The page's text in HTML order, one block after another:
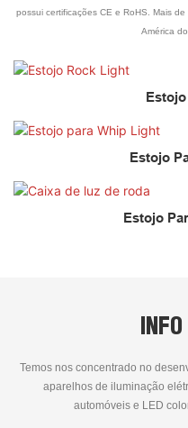
possui certificações CE e RoHS. Mais
América
Estojo
Estojo
INFO
Temos nos concentrado no
aparelhos de iluminação
automóveis e LED